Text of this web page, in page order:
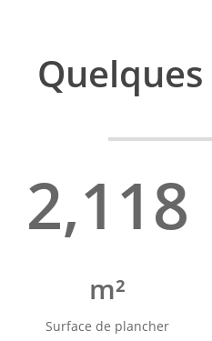
2,118
m²
Surface de plancher